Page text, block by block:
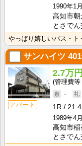
1990年1月
高知市朝
とさで
サンハイツ
アパート
2.7万円
-
1R
1989年4月
高知市稲
とさで